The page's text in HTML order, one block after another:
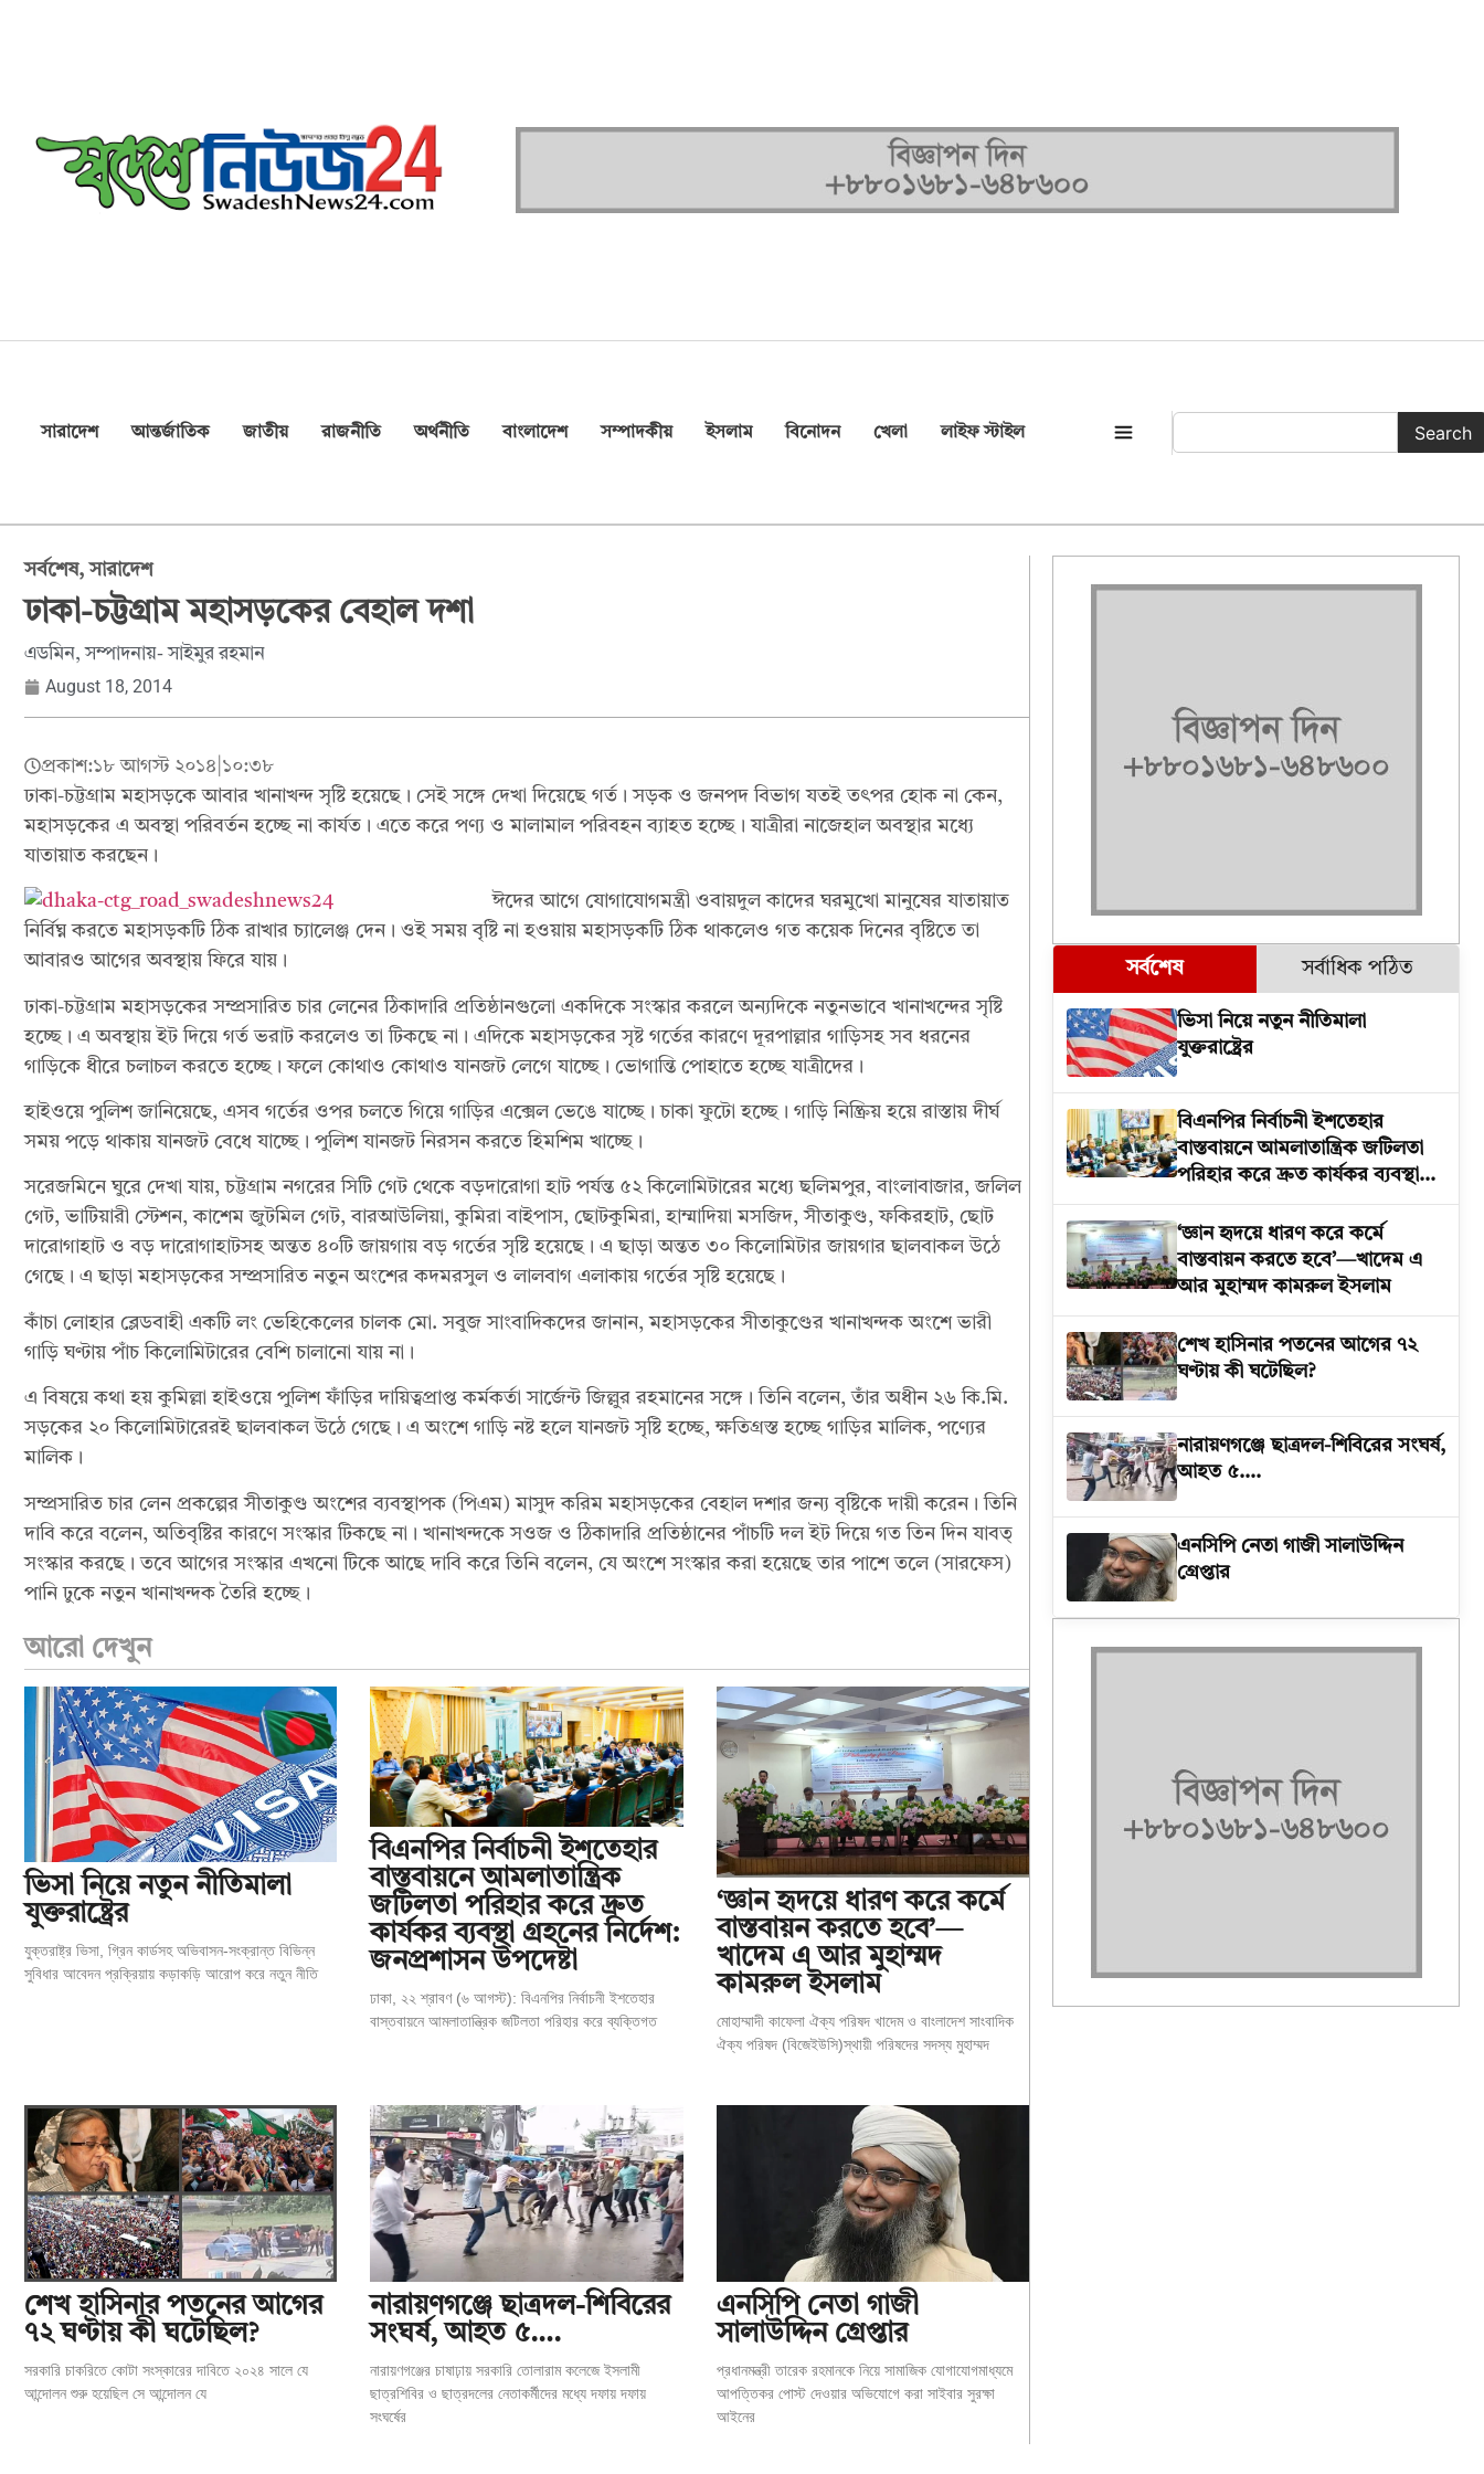
সারাদেশ আন্তর্জাতিক জাতীয় রাজনীতি অর্থনীতি বাংলাদেশ সম্পাদকীয় ইসলাম বিনোদন খেলা লাইফ স্টাইল
সকল ক্যাটাগরি
Search
সর্বশেষ,সারাদেশ
ঢাকা-চট্টগ্রাম মহাসড়কের বেহাল দশা
এডমিন, সম্পাদনায়- সাইমুর রহমান
August 18, 2014
প্রকাশ:১৮ আগস্ট ২০১৪ ১০:৩৮
ঢাকা-চট্টগ্রাম মহাসড়কে আবার খানাখন্দ সৃষ্টি হয়েছে। সেই সঙ্গে দেখা দিয়েছে গর্ত। সড়ক ও জনপদ বিভাগ যতই তৎপর হোক না কেন,
মহাসড়কের এ অবস্থা পরিবর্তন হচ্ছে না কার্যত। এতে করে পণ্য ও মালামাল পরিবহন ব্যাহত হচ্ছে। যাত্রীরা নাজেহাল অবস্থার মধ্যে
যাতায়াত করছেন।
ঈদের আগে যোগাযোগমন্ত্রী ওবায়দুল কাদের ঘরমুখো মানুষের যাতায়াত
নির্বিঘ্ন করতে মহাসড়কটি ঠিক রাখার চ্যালেঞ্জ দেন। ওই সময় বৃষ্টি না হওয়ায় মহাসড়কটি ঠিক থাকলেও গত কয়েক দিনের বৃষ্টিতে তা
আবারও আগের অবস্থায় ফিরে যায়।
ঢাকা-চট্টগ্রাম মহাসড়কের সম্প্রসারিত চার লেনের ঠিকাদারি প্রতিষ্ঠানগুলো একদিকে সংস্কার করলে অন্যদিকে নতুনভাবে খানাখন্দের সৃষ্টি
হচ্ছে। এ অবস্থায় ইট দিয়ে গর্ত ভরাট করলেও তা টিকছে না। এদিকে মহাসড়কের সৃষ্ট গর্তের কারণে দূরপাল্লার গাড়িসহ সব ধরনের
গাড়িকে ধীরে চলাচল করতে হচ্ছে। ফলে কোথাও কোথাও যানজট লেগে যাচ্ছে। ভোগান্তি পোহাতে হচ্ছে যাত্রীদের।
হাইওয়ে পুলিশ জানিয়েছে, এসব গর্তের ওপর চলতে গিয়ে গাড়ির এক্সেল ভেঙে যাচ্ছে। চাকা ফুটো হচ্ছে। গাড়ি নিষ্ক্রিয় হয়ে রাস্তায় দীর্ঘ
সময় পড়ে থাকায় যানজট বেধে যাচ্ছে। পুলিশ যানজট নিরসন করতে হিমশিম খাচ্ছে।
সরেজমিনে ঘুরে দেখা যায়, চট্টগ্রাম নগরের সিটি গেট থেকে বড়দারোগা হাট পর্যন্ত ৫২ কিলোমিটারের মধ্যে ছলিমপুর, বাংলাবাজার, জলিল
গেট, ভাটিয়ারী স্টেশন, কাশেম জুটমিল গেট, বারআউলিয়া, কুমিরা বাইপাস, ছোটকুমিরা, হাম্মাদিয়া মসজিদ, সীতাকুণ্ড, ফকিরহাট, ছোট
দারোগাহাট ও বড় দারোগাহাটসহ অন্তত ৪০টি জায়গায় বড় গর্তের সৃষ্টি হয়েছে। এ ছাড়া অন্তত ৩০ কিলোমিটার জায়গার ছালবাকল উঠে
গেছে। এ ছাড়া মহাসড়কের সম্প্রসারিত নতুন অংশের কদমরসুল ও লালবাগ এলাকায় গর্তের সৃষ্টি হয়েছে।
কাঁচা লোহার ব্লেডবাহী একটি লং ভেহিকেলের চালক মো. সবুজ সাংবাদিকদের জানান, মহাসড়কের সীতাকুণ্ডের খানাখন্দক অংশে ভারী
গাড়ি ঘণ্টায় পাঁচ কিলোমিটারের বেশি চালানো যায় না।
এ বিষয়ে কথা হয় কুমিল্লা হাইওয়ে পুলিশ ফাঁড়ির দায়িত্বপ্রাপ্ত কর্মকর্তা সার্জেন্ট জিল্লুর রহমানের সঙ্গে। তিনি বলেন, তাঁর অধীন ২৬ কি.মি.
সড়কের ২০ কিলোমিটারেরই ছালবাকল উঠে গেছে। এ অংশে গাড়ি নষ্ট হলে যানজট সৃষ্টি হচ্ছে, ক্ষতিগ্রস্ত হচ্ছে গাড়ির মালিক, পণ্যের
মালিক।
সম্প্রসারিত চার লেন প্রকল্পের সীতাকুণ্ড অংশের ব্যবস্থাপক (পিএম) মাসুদ করিম মহাসড়কের বেহাল দশার জন্য বৃষ্টিকে দায়ী করেন। তিনি
দাবি করে বলেন, অতিবৃষ্টির কারণে সংস্কার টিকছে না। খানাখন্দকে সওজ ও ঠিকাদারি প্রতিষ্ঠানের পাঁচটি দল ইট দিয়ে গত তিন দিন যাবত্
সংস্কার করছে। তবে আগের সংস্কার এখনো টিকে আছে দাবি করে তিনি বলেন, যে অংশে সংস্কার করা হয়েছে তার পাশে তলে (সারফেস)
পানি ঢুকে নতুন খানাখন্দক তৈরি হচ্ছে।
আরো দেখুন
ভিসা নিয়ে নতুন নীতিমালা
যুক্তরাষ্ট্রের
যুক্তরাষ্ট্র ভিসা, গ্রিন কার্ডসহ অভিবাসন-সংক্রান্ত বিভিন্ন
সুবিধার আবেদন প্রক্রিয়ায় কড়াকড়ি আরোপ করে নতুন নীতি
বিএনপির নির্বাচনী ইশতেহার
বাস্তবায়নে আমলাতান্ত্রিক
জটিলতা পরিহার করে দ্রুত
কার্যকর ব্যবস্থা গ্রহনের নির্দেশ:
জনপ্রশাসন উপদেষ্টা
ঢাকা, ২২ শ্রাবণ (৬ আগস্ট): বিএনপির নির্বাচনী ইশতেহার
বাস্তবায়নে আমলাতান্ত্রিক জটিলতা পরিহার করে ব্যক্তিগত
‘জ্ঞান হৃদয়ে ধারণ করে কর্মে
বাস্তবায়ন করতে হবে’—
খাদেম এ আর মুহাম্মদ
কামরুল ইসলাম
মোহাম্মাদী কাফেলা ঐক্য পরিষদ খাদেম ও বাংলাদেশ সাংবাদিক
ঐক্য পরিষদ (বিজেইউসি)স্থায়ী পরিষদের সদস্য মুহাম্মদ
শেখ হাসিনার পতনের আগের
৭২ ঘণ্টায় কী ঘটেছিল?
সরকারি চাকরিতে কোটা সংস্কারের দাবিতে ২০২৪ সালে যে
আন্দোলন শুরু হয়েছিল সে আন্দোলন যে
‎নারায়ণগঞ্জে ছাত্রদল-শিবিরের
সংঘর্ষ, আহত ৫….
নারায়ণগঞ্জের চাষাঢ়ায় সরকারি তোলারাম কলেজে ইসলামী
ছাত্রশিবির ও ছাত্রদলের নেতাকর্মীদের মধ্যে দফায় দফায়
সংঘর্ষের
এনসিপি নেতা গাজী
সালাউদ্দিন গ্রেপ্তার
প্রধানমন্ত্রী তারেক রহমানকে নিয়ে সামাজিক যোগাযোগমাধ্যমে
আপত্তিকর পোস্ট দেওয়ার অভিযোগে করা সাইবার সুরক্ষা
আইনের
সর্বশেষ সর্বাধিক পঠিত
ভিসা নিয়ে নতুন নীতিমালা
যুক্তরাষ্ট্রের
বিএনপির নির্বাচনী ইশতেহার
বাস্তবায়নে আমলাতান্ত্রিক জটিলতা
পরিহার করে দ্রুত কার্যকর ব্যবস্থা
গ্রহনের নির্দেশ: জনপ্রশাসন উপদেষ্টা
‘জ্ঞান হৃদয়ে ধারণ করে কর্মে
বাস্তবায়ন করতে হবে’—খাদেম এ
আর মুহাম্মদ কামরুল ইসলাম
শেখ হাসিনার পতনের আগের ৭২
ঘণ্টায় কী ঘটেছিল?
‎নারায়ণগঞ্জে ছাত্রদল-শিবিরের সংঘর্ষ,
আহত ৫….
এনসিপি নেতা গাজী সালাউদ্দিন
গ্রেপ্তার